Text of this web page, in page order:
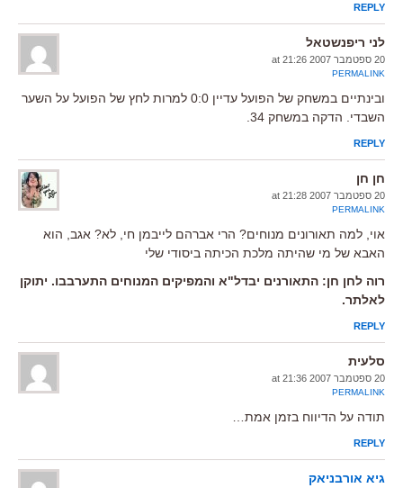
REPLY
לני ריפנשטאל
20 ספטמבר 2007 at 21:26
PERMALINK
ובינתיים במשחק של הפועל עדיין 0:0 למרות לחץ של הפועל על השער
השבדי. הדקה במשחק 34.
REPLY
חן חן
20 ספטמבר 2007 at 21:28
PERMALINK
אוי, למה תאורונים מנוחים? הרי אברהם לייבמן חי, לא? אגב, הוא
האבא של מי שהיתה מלכת הכיתה ביסודי שלי
רוה לחן חן: התאורנים יבדל"א והמפיקים המנוחים התערבבו. יתוקן
לאלתר.
REPLY
סלעית
20 ספטמבר 2007 at 21:36
PERMALINK
תודה על הדיווח בזמן אמת…
REPLY
גיא אורבניאק